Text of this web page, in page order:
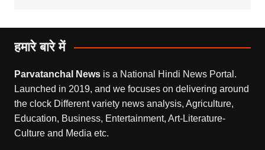
हमारे बारे में
Parvatanchal Newsis a National Hindi News Portal.
Launched in 2019, and we focuses on delivering around
the clock Different variety news analysis, Agriculture,
Education, Business, Entertainment, Art-Literature-
Culture and Media etc.